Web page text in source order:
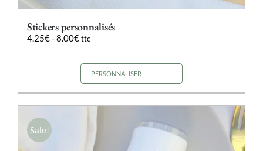
Stickers personnalisés
4.25€-8.00€ ttc
PERSONNALISER
Ce
variations.
Les
options
Sale!